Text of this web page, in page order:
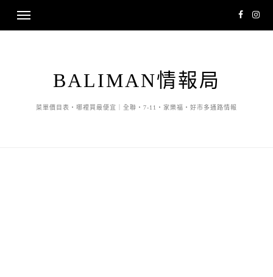
BALIMAN情報局
菜單價目表・哪裡買最便宜｜全聯・7-11・家樂福・好市多通路情報